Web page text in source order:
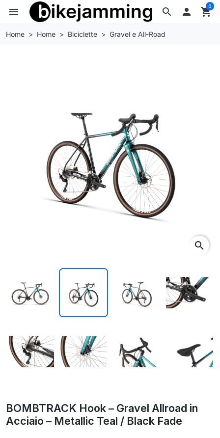
search
menu  shopping_cart
0
Home Home Biciclette Gravel e All-Road
search
BOMBTRACK Hook – Gravel Allroad in
Acciaio – Metallic Teal / Black Fade